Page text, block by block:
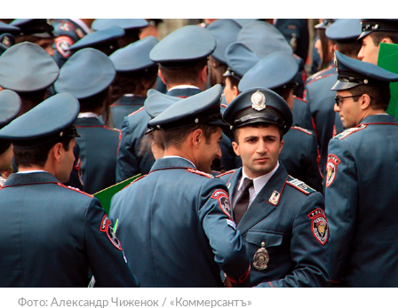
Фото: Александр Чиженок / «Коммерсантъ»